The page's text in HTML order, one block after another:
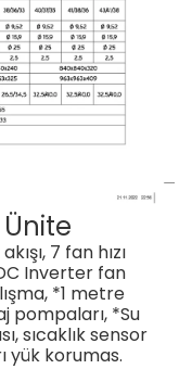
7 fan hızı
Inverter fan
*1 metre
pompaları, *Su
sıcaklık sensor
yük korumas.